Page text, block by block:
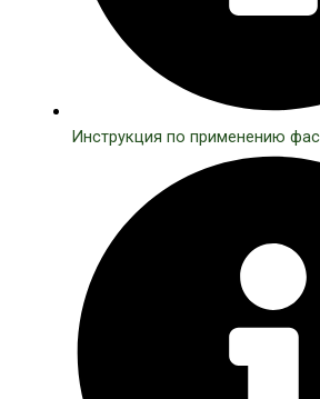
Инструкция по применению